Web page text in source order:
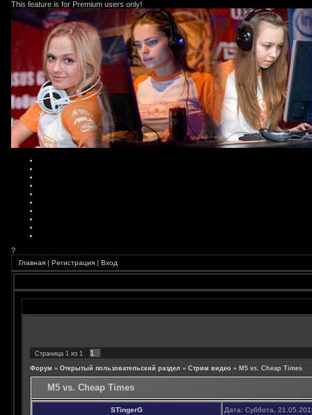
This feature is for Premium users only!
?
Главная | Регистрация | Вход
Страница 1 из 1 1
Форум » Открытый пользовательский раздел » Стрим видео » M5 vs. Cheap Times
M5 vs. Cheap Times
STingerG Дата: Суббота,